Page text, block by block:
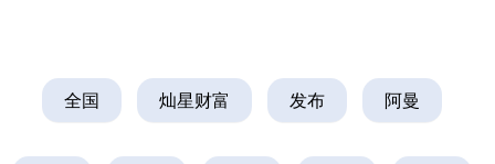
全国 灿星财富 发布 阿曼